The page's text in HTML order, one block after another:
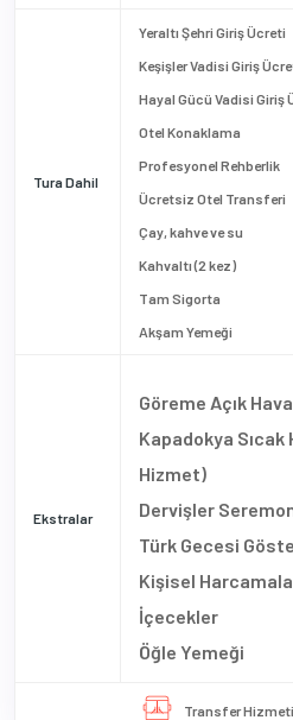
Tura Dahil
Yeraltı Şehri Giriş Ücreti
Keşişler Vadisi Giriş
Hayal Gücü Vadisi Giriş
Otel Konaklama
Profesyonel Rehberlik
Ücretsiz Otel Transferi
Çay, kahve ve su
Kahvaltı (2 kez)
Tam Sigorta
Akşam Yemeği
Ekstralar
Göreme Açık
Kapadokya
Hizmet)
Dervişler
Türk Gecesi
Kişisel
İçecekler
Öğle Yemeği
Transfer